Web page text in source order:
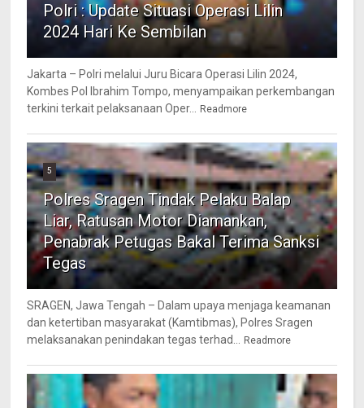
Polri : Update Situasi Operasi Lilin
2024 Hari Ke Sembilan
Jakarta – Polri melalui Juru Bicara Operasi Lilin 2024,
Kombes Pol Ibrahim Tompo, menyampaikan perkembangan
terkini terkait pelaksanaan Oper... Readmore
5
Polres Sragen Tindak Pelaku Balap
Liar, Ratusan Motor Diamankan,
Penabrak Petugas Bakal Terima Sanksi
Tegas
SRAGEN, Jawa Tengah – Dalam upaya menjaga keamanan
dan ketertiban masyarakat (Kamtibmas), Polres Sragen
melaksanakan penindakan tegas terhad... Readmore